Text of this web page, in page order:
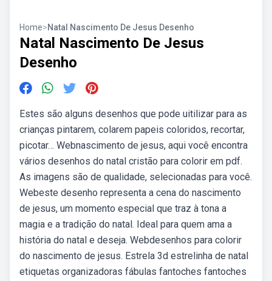
Home>Natal Nascimento De Jesus Desenho
Natal Nascimento De Jesus
Desenho
Estes são alguns desenhos que pode uitilizar para as
crianças pintarem, colarem papeis coloridos, recortar,
picotar… Webnascimento de jesus, aqui você encontra
vários desenhos do natal cristão para colorir em pdf.
As imagens são de qualidade, selecionadas para você.
Webeste desenho representa a cena do nascimento
de jesus, um momento especial que traz à tona a
magia e a tradição do natal. Ideal para quem ama a
história do natal e deseja. Webdesenhos para colorir
do nascimento de jesus. Estrela 3d estrelinha de natal
etiquetas organizadoras fábulas fantoches fantoches